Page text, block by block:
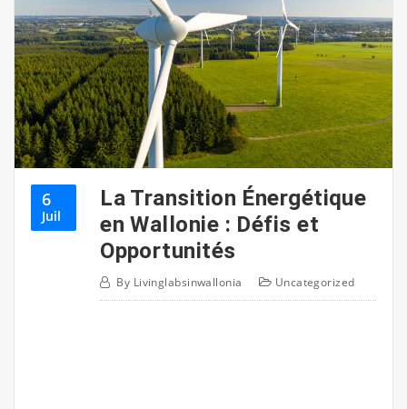
6
Juil
La Transition Énergétique
en Wallonie : Défis et
Opportunités
By Livinglabsinwallonia Uncategorized